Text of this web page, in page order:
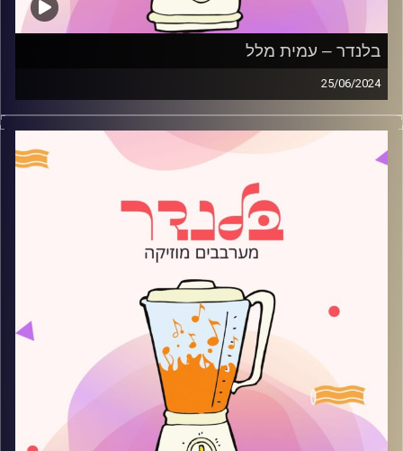
בלנדר – עמית מלל
25/06/2024
מוזיקה קצבית חדשה עם עמית מלל
קרדיט תמונות:
AudioVersity